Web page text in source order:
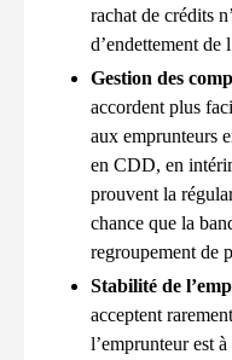
rachat de crédits
d’endettement de
Gestion des
accordent plus
aux emprunteurs
en CDD, en
prouvent la
chance que la
regroupement de
Stabilité de
acceptent
l’emprunteur est